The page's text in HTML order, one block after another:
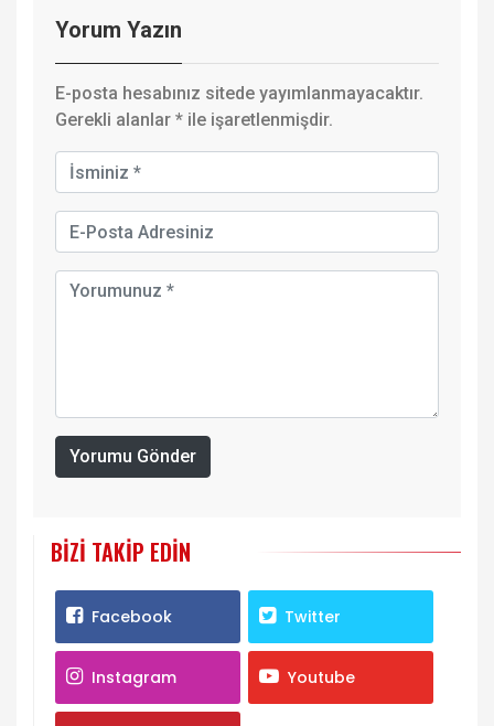
Yorum Yazın
E-posta hesabınız sitede yayımlanmayacaktır.
Gerekli alanlar * ile işaretlenmişdir.
Yorumu Gönder
BIZI TAKIP EDIN
Facebook Twitter
Instagram Youtube